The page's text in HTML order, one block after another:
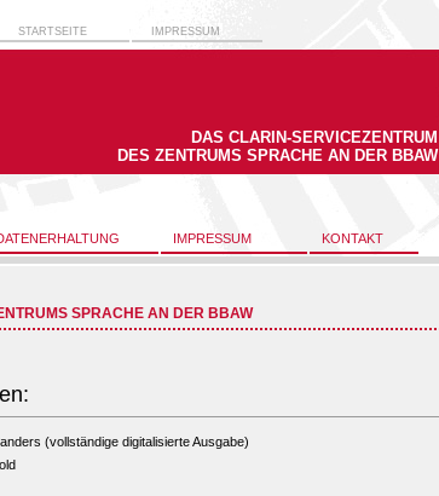
STARTSEITE IMPRESSUM
DAS CLARIN-SERVICEZENTRUM
DES ZENTRUMS SPRACHE AN DER BBAW
IMPRESSUM KONTAKT
SPRACHE AN DER BBAW
(vollständige digitalisierte Ausgabe)